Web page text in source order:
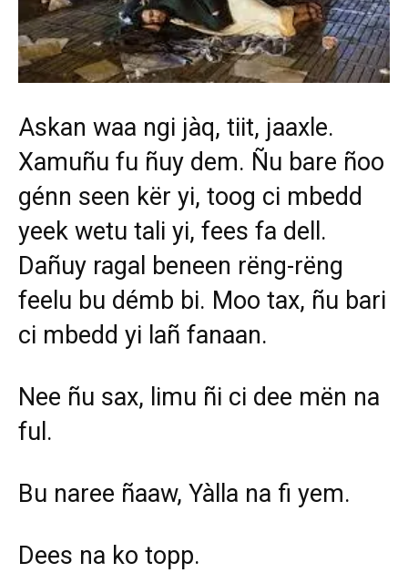
Askan waa ngi jàq, tiit, jaaxle.
Xamuñu fu ñuy dem. Ñu bare ñoo
génn seen kër yi, toog ci mbedd
yeek wetu tali yi, fees fa dell.
Dañuy ragal beneen rëng-rëng
feelu bu démb bi. Moo tax, ñu bari
ci mbedd yi lañ fanaan.
Nee ñu sax, limu ñi ci dee mën na
ful.
Bu naree ñaaw, Yàlla na fi yem.
Dees na ko topp.